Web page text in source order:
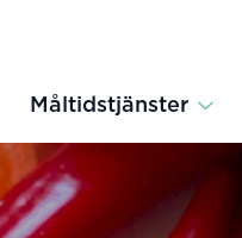
Måltidstjänster